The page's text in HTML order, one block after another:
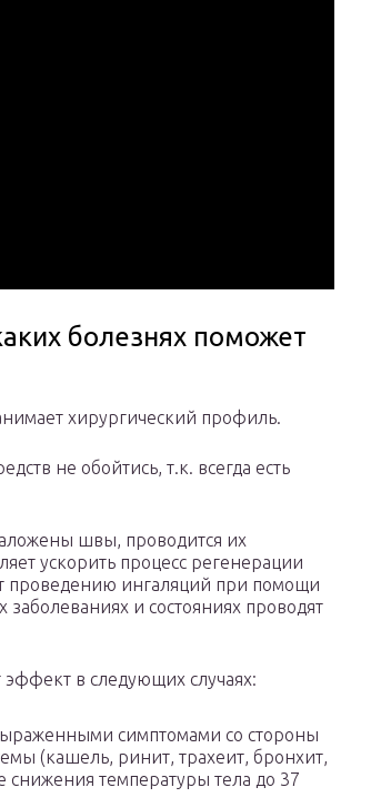
болезнях поможет
хирургический профиль.
не обойтись, т.к. всегда есть
швы, проводится их
ускорить процесс регенерации
проведению ингаляций при помощи
и состояниях проводят
в следующих случаях:
симптомами со стороны
(кашель, ринит, трахеит, бронхит,
температуры тела до 37